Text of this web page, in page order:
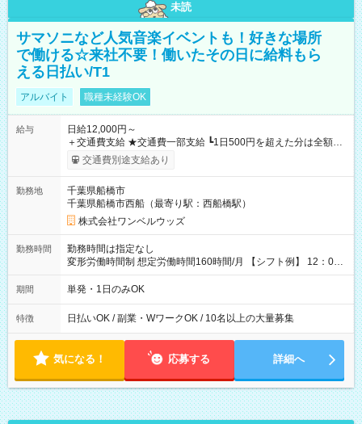
未読
サマソニなど人気音楽イベントも！好きな場所
で働ける☆来社不要！働いたその日に給料もら
える日払い/T1
アルバイト 職種未経験OK
給与
日給12,000円～
＋交通費支給 ★交通費一部支給 ┗1日500円を超えた分は全額支
給！ ※往復500円以内の方は自己負担となります ★日払いOK！
（規定あり） ┗働いたその日に現金GET♪ お仕事後はコンビニ
なし
交通費別途支給あり
勤務地
千葉県船橋市
千葉県船橋市西船（最寄り駅：西船橋駅）
株式会社ワンベルウッズ
勤務時間
勤務時間は指定なし
変形労働時間制 想定労働時間160時間/月 【シフト例】 12：00
～22：00
期間 単発・1日のみOK
特徴 日払いOK / 副業・WワークOK / 10名以上の大量募集
気になる！ 応募する 詳細へ